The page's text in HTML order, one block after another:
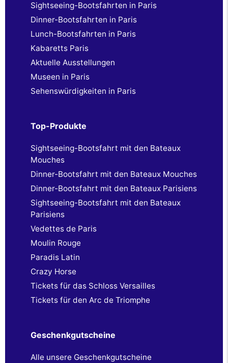
Sightseeing-Bootsfahrten in Paris
Dinner-Bootsfahrten in Paris
Lunch-Bootsfahrten in Paris
Kabaretts Paris
Aktuelle Ausstellungen
Museen in Paris
Sehenswürdigkeiten in Paris
Top-Produkte
Sightseeing-Bootsfahrt mit den Bateaux
Mouches
Dinner-Bootsfahrt mit den Bateaux Mouches
Dinner-Bootsfahrt mit den Bateaux Parisiens
Sightseeing-Bootsfahrt mit den Bateaux
Parisiens
Vedettes de Paris
Moulin Rouge
Paradis Latin
Crazy Horse
Tickets für das Schloss Versailles
Tickets für den Arc de Triomphe
Geschenkgutscheine
Alle unsere Geschenkgutscheine